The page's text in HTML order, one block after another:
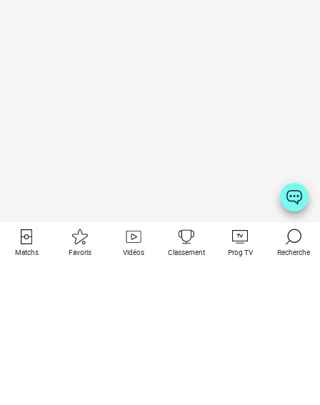
Matchs Favoris Vidéos Classement Prog TV Recherche